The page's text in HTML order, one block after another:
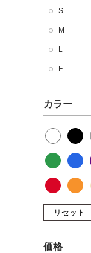
S
M
L
F
カラー
リセット
価格